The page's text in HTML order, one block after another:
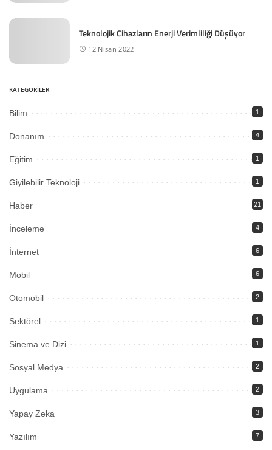
Teknolojik Cihazların Enerji Verimliliği Düşüyor
12 Nisan 2022
KATEGORİLER
Bilim 1
Donanım 4
Eğitim 1
Giyilebilir Teknoloji 1
Haber 21
İnceleme 4
İnternet 6
Mobil 6
Otomobil 2
Sektörel 1
Sinema ve Dizi 1
Sosyal Medya 2
Uygulama 2
Yapay Zeka 3
Yazılım 7